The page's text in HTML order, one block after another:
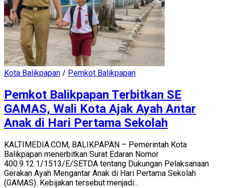
Kota Balikpapan / Pemkot Balikpapan
Pemkot Balikpapan Terbitkan SE
GAMAS, Wali Kota Ajak Ayah Antar
Anak di Hari Pertama Sekolah
KALTIMEDIA.COM, BALIKPAPAN – Pemerintah Kota
Balikpapan menerbitkan Surat Edaran Nomor
400.9.12.1/1513/E/SETDA tentang Dukungan Pelaksanaan
Gerakan Ayah Mengantar Anak di Hari Pertama Sekolah
(GAMAS). Kebijakan tersebut menjadi...